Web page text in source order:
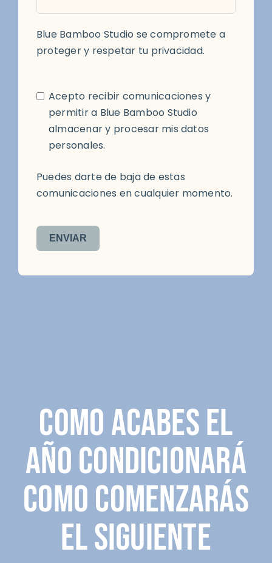
Blue Bamboo Studio se compromete a
proteger y respetar tu privacidad.
Acepto recibir comunicaciones y
permitir a Blue Bamboo Studio
almacenar y procesar mis datos
personales.
Puedes darte de baja de estas
comunicaciones en cualquier momento.
ENVIAR
Como acabes el
año condicionará
como comenzarás
el siguiente